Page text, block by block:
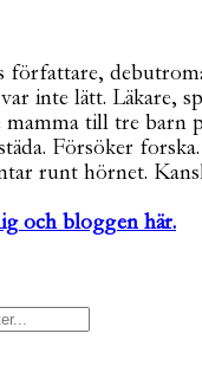
författare,
inte lätt. Läkare,
mamma till tre barn
Försöker
runt hörnet.
och bloggen här.